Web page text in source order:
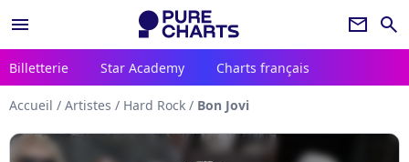
menu newsletter search
Billetterie Star Academy Charts français
Accueil / Artistes / Hard Rock / Bon Jovi